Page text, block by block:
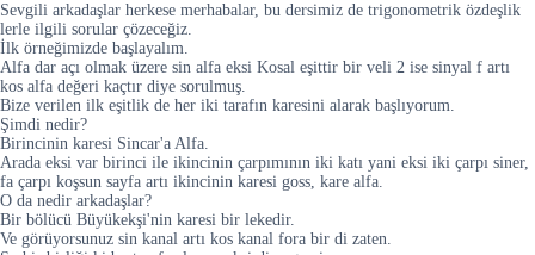
Sevgili arkadaşlar herkese merhabalar, bu dersimiz de trigonometrik özdeşlik
lerle ilgili sorular çözeceğiz.
İlk örneğimizde başlayalım.
Alfa dar açı olmak üzere sin alfa eksi Kosal eşittir bir veli 2 ise sinyal f artı
kos alfa değeri kaçtır diye sorulmuş.
Bize verilen ilk eşitlik de her iki tarafın karesini alarak başlıyorum.
Şimdi nedir?
Birincinin karesi Sincar'a Alfa.
Arada eksi var birinci ile ikincinin çarpımının iki katı yani eksi iki çarpı siner,
fa çarpı koşsun sayfa artı ikincinin karesi goss, kare alfa.
O da nedir arkadaşlar?
Bir bölücü Büyükekşi'nin karesi bir lekedir.
Ve görüyorsunuz sin kanal artı kos kanal fora bir di zaten.